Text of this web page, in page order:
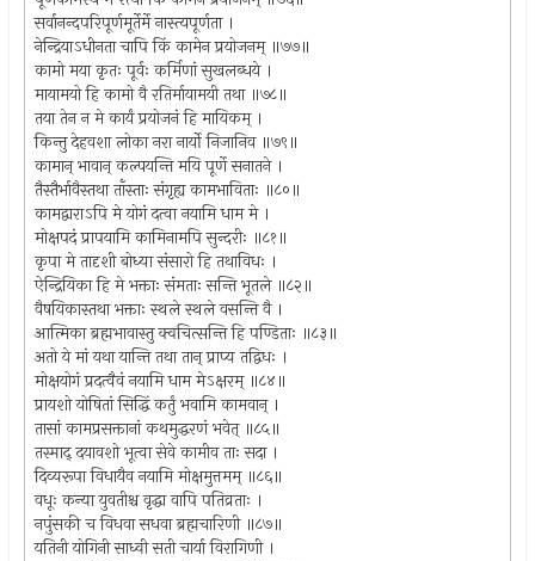
सर्वानन्दपरिपूर्णमूर्तेर्मे नास्त्यपूर्णता ।
नेन्द्रियाऽधीनता चापि किं कामेन प्रयोजनम् ॥७७॥
कामो मया कृतः पूर्वः कर्मिणां सुखलब्धये ।
मायामयो हि कामो वै रतिर्मायामयी तथा ॥७८॥
तया तेन न मे कार्यं प्रयोजनं हि मायिकम् ।
किन्तु देहवशा लोका नरा नार्यो निजानिव ॥७९॥
कामान् भावान् कल्पयन्ति मयि पूर्णे सनातने ।
तैस्तैर्भावैस्तथा ताँस्ताः संगृह्य कामभाविताः ॥८०॥
कामद्वाराऽपि मे योगं दत्वा नयामि धाम मे ।
मोक्षपदं प्रापयामि कामिनामपि सुन्दरीः ॥८१॥
कृपा मे तादृशी बोध्या संसारो हि तथाविधः ।
ऐन्द्रियिका हि मे भक्ताः संमताः सन्ति भूतले ॥८२॥
वैषयिकास्तथा भक्ताः स्थले स्थले वसन्ति वै ।
आत्मिका ब्रह्मभावास्तु क्वचित्सन्ति हि पण्डिताः ॥८३॥
अतो ये मां यथा यान्ति तथा तान् प्राप्य तद्विधः ।
मोक्षयोगं प्रदत्वैवं नयामि धाम मेऽक्षरम् ॥८४॥
प्रायशो योषितां सिद्धिं कर्तुं भवामि कामवान् ।
तासां कामप्रसक्तानां कथमुद्धरणं भवेत् ॥८५॥
तस्माद् दयावशो भूत्वा सेवे कामीव ताः सदा ।
दिव्यरूपा विधायैव नयामि मोक्षमुत्तमम् ॥८६॥
वधूः कन्या युवतीश्च वृद्धा वापि पतिव्रताः ।
नपुंसकी च विधवा सधवा ब्रह्मचारिणी ॥८७॥
यतिनी योगिनी साध्वी सती चार्या विरागिणी ।